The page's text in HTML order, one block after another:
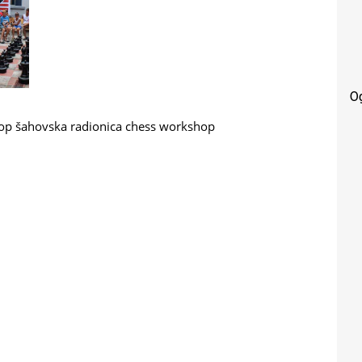
šahovska radionica chess workshop